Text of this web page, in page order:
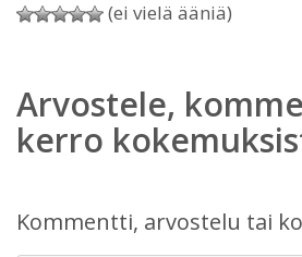
(ei vielä ääniä)
Arvostele,
kerro
Kommentti, arvostelu tai